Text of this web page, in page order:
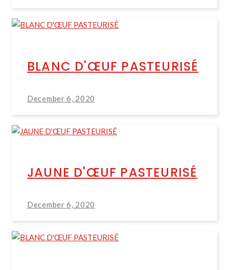
BLANC D'ŒUF PASTEURISÉ
December 6, 2020
JAUNE D'ŒUF PASTEURISÉ
December 6, 2020